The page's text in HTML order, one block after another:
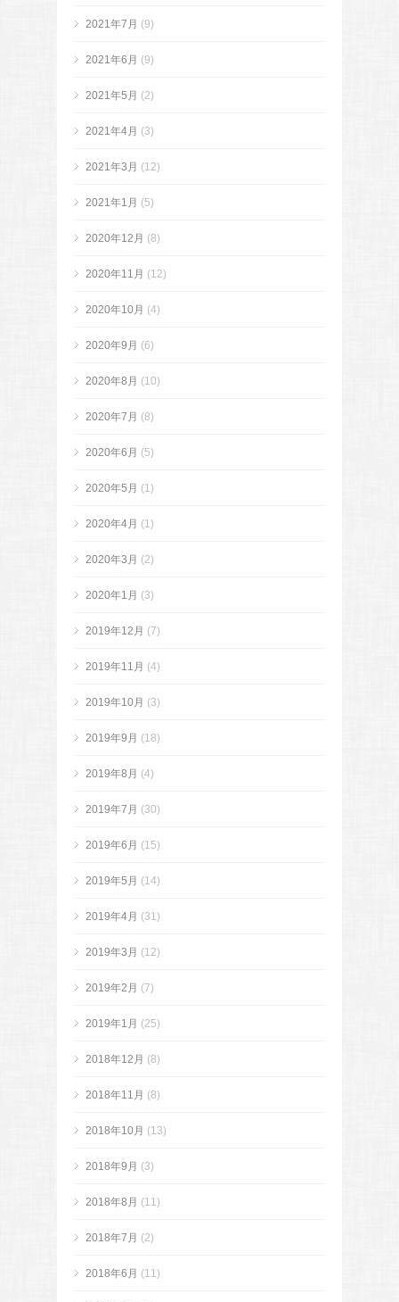
2021年7月 (9)
2021年6月 (9)
2021年5月 (2)
2021年4月 (3)
2021年3月 (12)
2021年1月 (5)
2020年12月 (8)
2020年11月 (12)
2020年10月 (4)
2020年9月 (6)
2020年8月 (10)
2020年7月 (8)
2020年6月 (5)
2020年5月 (1)
2020年4月 (1)
2020年3月 (2)
2020年1月 (3)
2019年12月 (7)
2019年11月 (4)
2019年10月 (3)
2019年9月 (18)
2019年8月 (4)
2019年7月 (30)
2019年6月 (15)
2019年5月 (14)
2019年4月 (31)
2019年3月 (12)
2019年2月 (7)
2019年1月 (25)
2018年12月 (8)
2018年11月 (8)
2018年10月 (13)
2018年9月 (3)
2018年8月 (11)
2018年7月 (2)
2018年6月 (11)